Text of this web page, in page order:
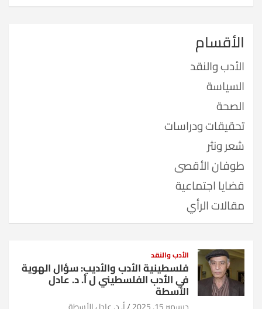
الأقسام
الأدب والنقد
السياسة
الصحة
تحقيقات ودراسات
شعر ونثر
طوفان الأقصى
قضايا اجتماعية
مقالات الرأي
الأدب والنقد
فلسطينية الأدب والأديب: سؤال الهوية
في الأدب الفلسطيني ل أ. د. عادل
الأسطة